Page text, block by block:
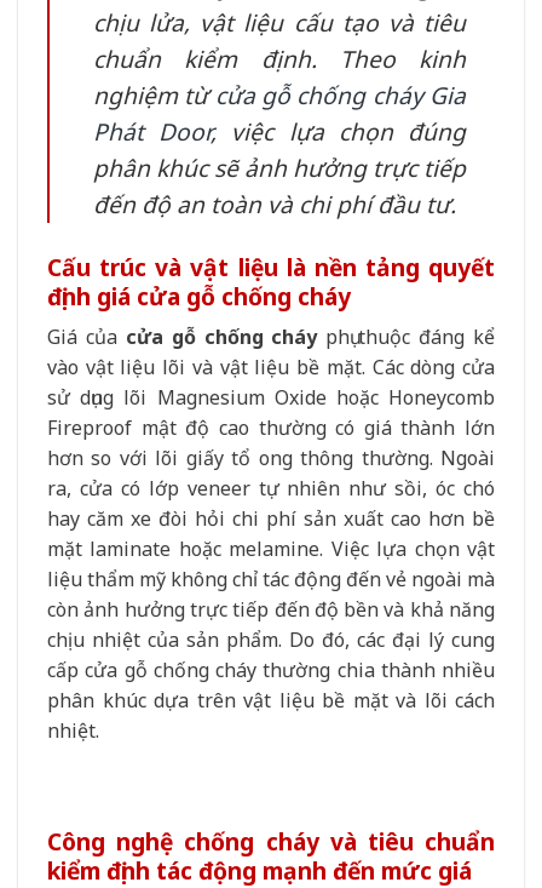
chịu lửa, vật liệu cấu tạo và tiêu
chuẩn kiểm định. Theo kinh
nghiệm từcửa gỗ chống cháy Gia
Phát Door, việc lựa chọn đúng
phân khúc sẽ ảnh hưởng trực tiếp
đến độ an toàn và chi phí đầu tư.
Cấu trúc và vật liệu là nền tảng quyết
định giá cửa gỗ chống cháy
Giá của cửa gỗ chống cháyphụ thuộc đáng kể
vào vật liệu lõi và vật liệu bề mặt. Các dòng cửa
sử dụng lõi Magnesium Oxide hoặc Honeycomb
Fireproof mật độ cao thường có giá thành lớn
hơn so với lõi giấy tổ ong thông thường. Ngoài
ra, cửa có lớp veneer tự nhiên như sồi, óc chó
hay căm xe đòi hỏi chi phí sản xuất cao hơn bề
mặt laminate hoặc melamine. Việc lựa chọn vật
liệu thẩm mỹ không chỉ tác động đến vẻ ngoài mà
còn ảnh hưởng trực tiếp đến độ bền và khả năng
chịu nhiệt của sản phẩm. Do đó, các đại lý cung
cấp cửa gỗ chống cháy thường chia thành nhiều
phân khúc dựa trên vật liệu bề mặt và lõi cách
nhiệt.
Công nghệ chống cháy và tiêu chuẩn
kiểm định tác động mạnh đến mức giá